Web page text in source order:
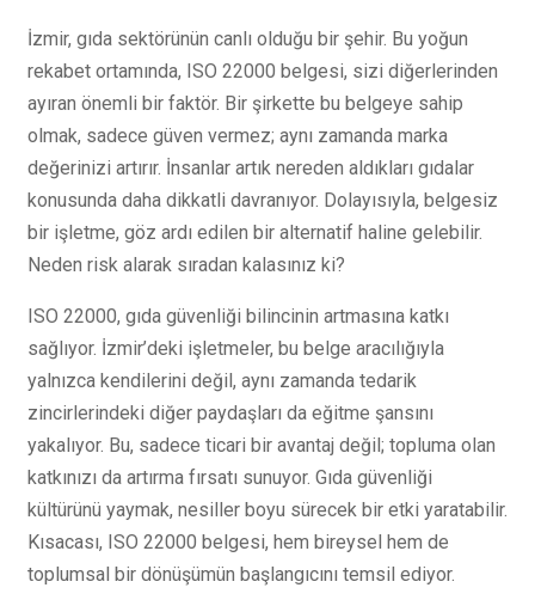
İzmir, gıda sektörünün canlı olduğu bir şehir. Bu yoğun
rekabet ortamında, ISO 22000 belgesi, sizi diğerlerinden
ayıran önemli bir faktör. Bir şirkette bu belgeye sahip
olmak, sadece güven vermez; aynı zamanda marka
değerinizi artırır. İnsanlar artık nereden aldıkları gıdalar
konusunda daha dikkatli davranıyor. Dolayısıyla, belgesiz
bir işletme, göz ardı edilen bir alternatif haline gelebilir.
Neden risk alarak sıradan kalasınız ki?
ISO 22000, gıda güvenliği bilincinin artmasına katkı
sağlıyor. İzmir’deki işletmeler, bu belge aracılığıyla
yalnızca kendilerini değil, aynı zamanda tedarik
zincirlerindeki diğer paydaşları da eğitme şansını
yakalıyor. Bu, sadece ticari bir avantaj değil; topluma olan
katkınızı da artırma fırsatı sunuyor. Gıda güvenliği
kültürünü yaymak, nesiller boyu sürecek bir etki yaratabilir.
Kısacası, ISO 22000 belgesi, hem bireysel hem de
toplumsal bir dönüşümün başlangıcını temsil ediyor.